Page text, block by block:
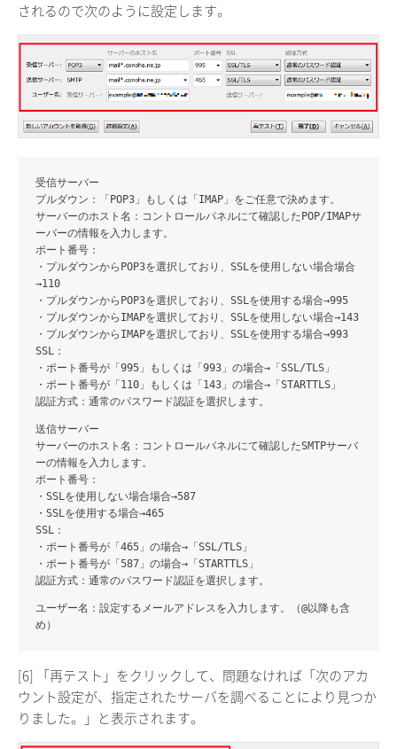
されるので次のように設定します。
受信サーバー
プルダウン ：「POP3」もしくは「IMAP」をご任意で決めます。
サーバーのホスト名 ：コントロールパネルにて確認したPOP/IMAPサ
ーバーの情報を入力します。
ポート番号 ：
・プルダウンからPOP3を選択しており、SSLを使用しない場合場合
→110
・プルダウンからPOP3を選択しており、SSLを使用する場合→995
・プルダウンからIMAPを選択しており、SSLを使用しない場合→143
・プルダウンからIMAPを選択しており、SSLを使用する場合→993
SSL
：
・ポート番号が「995」もしくは「993」の場合→「SSL/TLS」
・ポート番号が「110」もしくは「143」の場合→「STARTTLS」
認証方式 ：通常のパスワード認証を選択します。
送信サーバー
サーバーのホスト名 ：コントロールパネルにて確認したSMTPサーバ
ーの情報を入力します。
ポート番号 ：
・SSLを使用しない場合場合→587
・SSLを使用する場合→465
SSL ：
・ポート番号が「465」の場合→「SSL/TLS」
・ポート番号が「587」の場合→「STARTTLS」
認証方式 ：通常のパスワード認証を選択します。
ユーザー名：設定するメールアドレスを入力します。（@以降も含
め）
[6] 「再テスト」をクリックして、問題なければ「次のアカ
ウント設定が、指定されたサーバを調べることにより見つか
りました。」と表示されます。